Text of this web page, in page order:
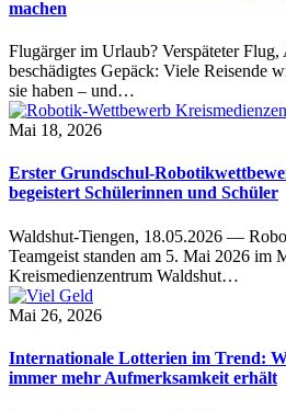
machen
Flugärger im Urlaub? Verspäteter
beschädigtes Gepäck: Viele Reisende
sie haben – und…
Mai 18, 2026
Erster Grundschul-
begeistert Schülerinnen und Schüler
Waldshut-Tiengen, 18.05.2026 —
Teamgeist standen am 5. Mai 2026 im
Kreismedienzentrum Waldshut…
Mai 26, 2026
Internationale Lotterien im Trend:
immer mehr Aufmerksamkeit erhält